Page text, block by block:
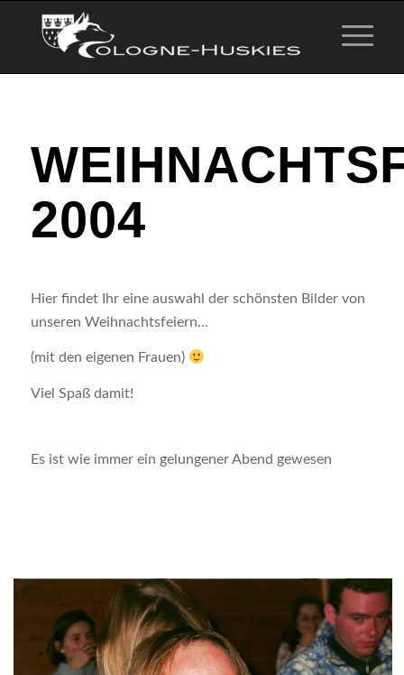
2004
Hier findet Ihr eine auswahl der schönsten Bilder von
unseren Weihnachtsfeiern…
(mit den eigenen Frauen)
Viel Spaß damit!
Es ist wie immer ein gelungener Abend gewesen